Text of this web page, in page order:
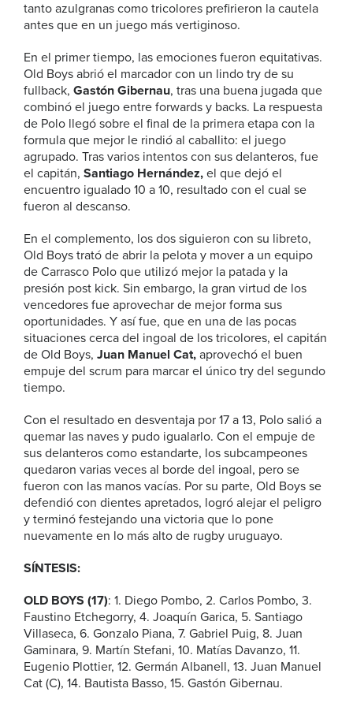
tanto azulgranas como tricolores prefirieron la cautela
antes que en un juego más vertiginoso.
En el primer tiempo, las emociones fueron equitativas.
Old Boys abrió el marcador con un lindo try de su
fullback, Gastón Gibernau, tras una buena jugada que
combinó el juego entre forwards y backs. La respuesta
de Polo llegó sobre el final de la primera etapa con la
formula que mejor le rindió al caballito: el juego
agrupado. Tras varios intentos con sus delanteros, fue
el capitán, Santiago Hernández, el que dejó el
encuentro igualado 10 a 10, resultado con el cual se
fueron al descanso.
En el complemento, los dos siguieron con su libreto,
Old Boys trató de abrir la pelota y mover a un equipo
de Carrasco Polo que utilizó mejor la patada y la
presión post kick. Sin embargo, la gran virtud de los
vencedores fue aprovechar de mejor forma sus
oportunidades. Y así fue, que en una de las pocas
situaciones cerca del ingoal de los tricolores, el capitán
de Old Boys, Juan Manuel Cat, aprovechó el buen
empuje del scrum para marcar el único try del segundo
tiempo.
Con el resultado en desventaja por 17 a 13, Polo salió a
quemar las naves y pudo igualarlo. Con el empuje de
sus delanteros como estandarte, los subcampeones
quedaron varias veces al borde del ingoal, pero se
fueron con las manos vacías. Por su parte, Old Boys se
defendió con dientes apretados, logró alejar el peligro
y terminó festejando una victoria que lo pone
nuevamente en lo más alto de rugby uruguayo.
SÍNTESIS:
OLD BOYS (17): 1. Diego Pombo, 2. Carlos Pombo, 3.
Faustino Etchegorry, 4. Joaquín Garica, 5. Santiago
Villaseca, 6. Gonzalo Piana, 7. Gabriel Puig, 8. Juan
Gaminara, 9. Martín Stefani, 10. Matías Davanzo, 11.
Eugenio Plottier, 12. Germán Albanell, 13. Juan Manuel
Cat (C), 14. Bautista Basso, 15. Gastón Gibernau.